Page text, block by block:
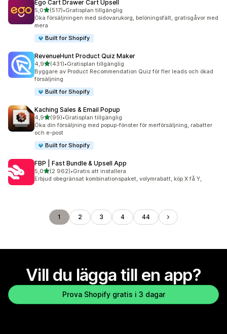
Ego Cart Drawer Cart Upsell
5,0av 5 stjärnor
(517)
517 recensioner totalt
•Gratisplan tillgänglig
Öka försäljningen med sidovarukorg, belöningsfält, gratisgåvor med
mera
Built for Shopify
RevenueHunt Product Quiz Maker
4,9av 5 stjärnor
(431)
431 recensioner totalt
•Gratisplan tillgänglig
Byggare av Product Recommendation Quiz för fler leads och ökad
försäljning
Built for Shopify
Kaching Sales & Email Popup
4,9av 5 stjärnor
(99)
99 recensioner totalt
•Gratisplan tillgänglig
Öka din försäljning med popup-fönster för merförsäljning, rabatter
och e-post
Built for Shopify
FBP | Fast Bundle & Upsell App
5,0av 5 stjärnor
(2 962)
2962 recensioner totalt
•Gratis att installera
Erbjud obegränsat kombinationspaket, volymrabatt, köp X få Y,
1 2 3 4 44
Vill du lägga till en app?
Prova Shopify gratis i 3 dagar